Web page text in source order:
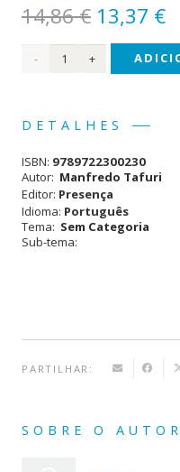
14,86€ O
preço
original
14,86 €.
13,37 €O
Quantidade
História
da
Arquitectura
DETALHES
ISBN: 9789722300230
Autor: Manfredo Tafuri
Editor: Presença
Idioma: Português
Tema: Sem Categoria
Sub-tema:
PARTILHAR:
SOBRE O AUTOR